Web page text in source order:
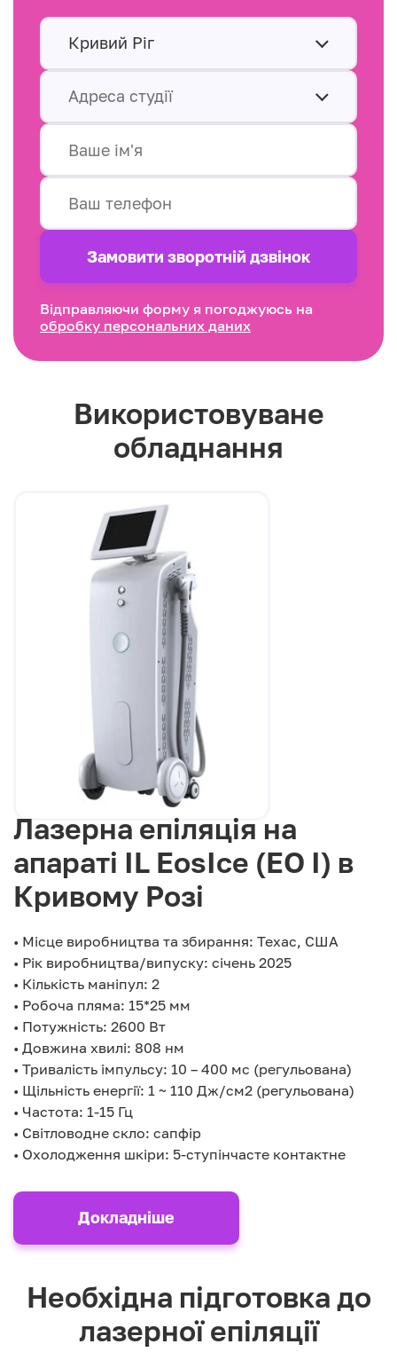
Кривий Ріг
Адреса студії
Замовити зворотнiй дзвінок
Відправляючи форму я погоджуюсь на
обробку персональних даних
Використовуване
обладнання
Лазерна епіляція на
апараті IL EosIce (EO I) в
Кривому Розі
• Місце виробництва та збирання: Техас, США
• Рік виробництва/випуску: січень 2025
• Кількість маніпул: 2
• Робоча пляма: 15*25 мм
• Потужність: 2600 Вт
• Довжина хвилі: 808 нм
• Тривалість імпульсу: 10 – 400 мс (регульована)
• Щільність енергії: 1 ~ 110 Дж/см2 (регульована)
• Частота: 1-15 Гц
• Світловодне скло: сапфір
• Охолодження шкіри: 5-ступінчасте контактне
Докладніше
Необхідна підготовка до
лазерної епіляції